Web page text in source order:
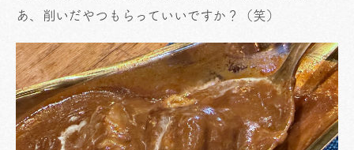
あ、削いだやつもらっていいですか？（笑）